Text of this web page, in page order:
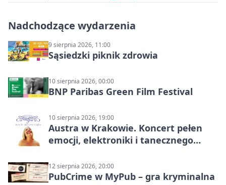
Nadchodzące wydarzenia
9 sierpnia 2026, 11:00
Sąsiedzki piknik zdrowia
10 sierpnia 2026, 00:00
BNP Paribas Green Film Festival
10 sierpnia 2026, 19:00
Austra w Krakowie. Koncert pełen
emocji, elektroniki i tanecznego
12 sierpnia 2026, 20:00
PubCrime w MyPub – gra kryminalna